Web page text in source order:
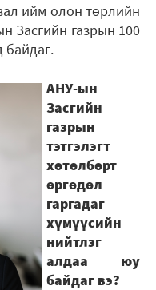
ийм олон төрлийн
Засгийн газрын 100
байдаг.
АНУ-ын
Засгийн
газрын
тэтгэлэгт
хөтөлбөрт
өргөдөл
гаргадаг
хүмүүсийн
нийтлэг
алдаа юу
байдаг вэ?